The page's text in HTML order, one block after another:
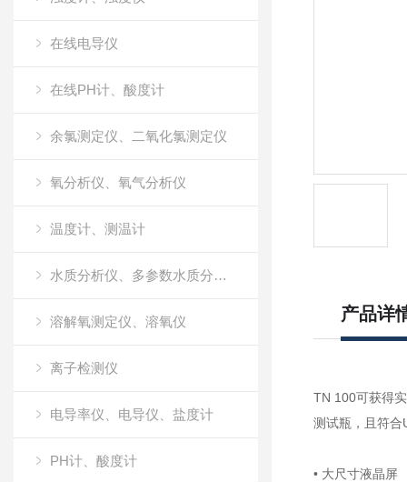
在线电导仪
在线PH计、酸度计
余氯测定仪、二氧化氯测定仪
氧分析仪、氧气分析仪
温度计、测温计
水质分析仪、多参数水质分析仪
溶解氧测定仪、溶氧仪
离子检测仪
电导率仪、电导仪、盐度计
PH计、酸度计
产品详
TN 100可获得
测试瓶，且符合
• 大尺寸液晶屏